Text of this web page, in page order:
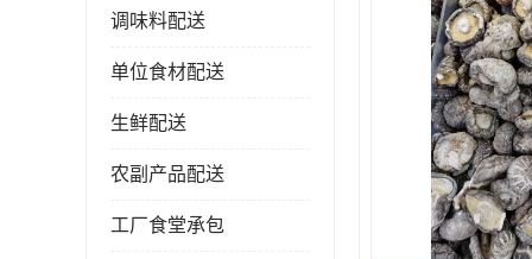
调味料配送
单位食材配送
生鲜配送
农副产品配送
工厂食堂承包